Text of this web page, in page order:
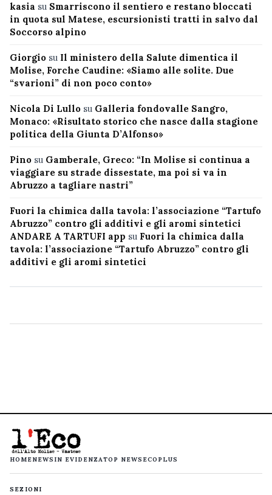
kasia su Smarriscono il sentiero e restano bloccati
in quota sul Matese, escursionisti tratti in salvo dal
Soccorso alpino
Giorgio su Il ministero della Salute dimentica il
Molise, Forche Caudine: «Siamo alle solite. Due
“svarioni” di non poco conto»
Nicola Di Lullo su Galleria fondovalle Sangro,
Monaco: «Risultato storico che nasce dalla stagione
politica della Giunta D’Alfonso»
Pino su Gamberale, Greco: “In Molise si continua a
viaggiare su strade dissestate, ma poi si va in
Abruzzo a tagliare nastri”
Fuori la chimica dalla tavola: l’associazione “Tartufo
Abruzzo” contro gli additivi e gli aromi sintetici
ANDARE A TARTUFI app su Fuori la chimica dalla
tavola: l’associazione “Tartufo Abruzzo” contro gli
additivi e gli aromi sintetici
HOMENEWS IN EVIDENZATOP NEWS ECOPLUS
SEZIONI